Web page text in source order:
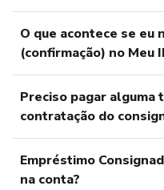
O que acontece se eu
(confirmação) no Meu
Preciso pagar alguma
contratação do
Empréstimo
na conta?